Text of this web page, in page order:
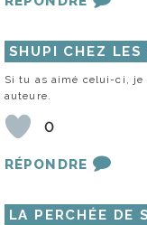
SHUPI CHEZ LES
Si tu as aimé celui-ci, je
auteure.
0
RÉPONDRE
LA PERCHÉE DE